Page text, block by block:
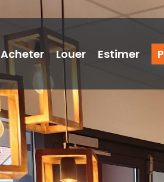
Acheter Louer Estimer